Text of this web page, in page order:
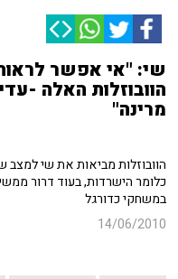
שי: "אי אפשר
הוובוזלות האלה -
מרינה"
הוובוזלות מביאות את שי למצב
כלומר הישרדות, בעוד דרור
במשחקי כדורגל
14/06/2010